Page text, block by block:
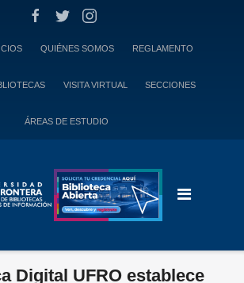
QUIÉNES SOMOS REGLAMENTO
VISITA VIRTUAL SECCIONES
ÁREAS DE ESTUDIO
Digital UFRO establece